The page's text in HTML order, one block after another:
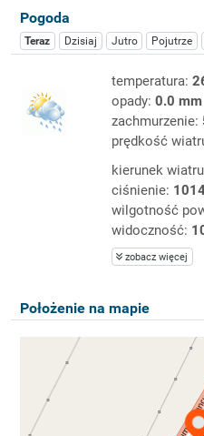
Pogoda
Teraz Dzisiaj Jutro Pojutrze
temperatura:
opady: 0.0 mm
zachmurzenie:
prędkość
kierunek
ciśnienie:
wilgotność
widoczność:
zobacz więcej
Położenie na mapie